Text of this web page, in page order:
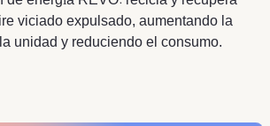
viciado expulsado, aumentando la
unidad y reduciendo el consumo.